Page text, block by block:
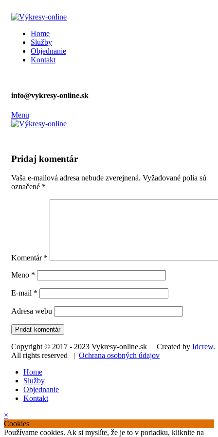
Home
Služby
Objednanie
Kontakt
info@vykresy-online.sk
Menu
Pridaj komentár
Vaša e-mailová adresa nebude zverejnená. Vyžadované polia sú
označené *
Komentár *
Meno *
E-mail *
Adresa webu
Copyright © 2017 - 2023 Vykresy-online.sk Created by Idcrew.
All rights reserved | Ochrana osobných údajov
Home
Služby
Objednanie
Kontakt
×
Cookies
Používame cookies. Ak si myslíte, že je to v poriadku, kliknite na